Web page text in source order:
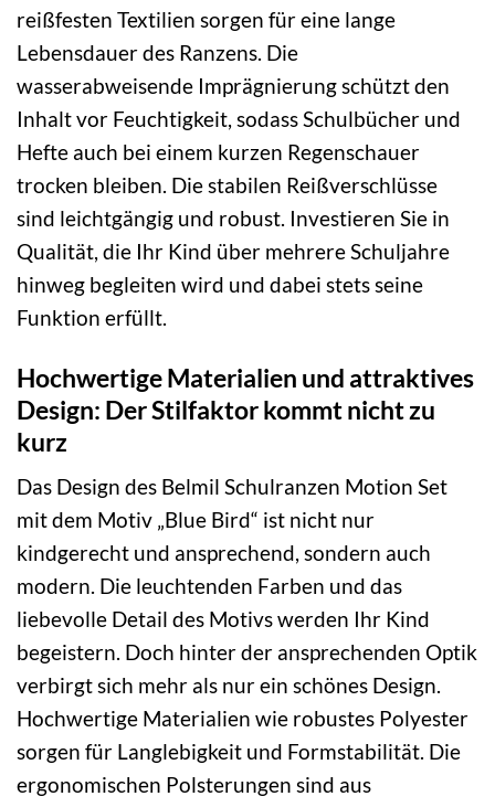
reißfesten Textilien sorgen für eine lange
Lebensdauer des Ranzens. Die
wasserabweisende Imprägnierung schützt den
Inhalt vor Feuchtigkeit, sodass Schulbücher und
Hefte auch bei einem kurzen Regenschauer
trocken bleiben. Die stabilen Reißverschlüsse
sind leichtgängig und robust. Investieren Sie in
Qualität, die Ihr Kind über mehrere Schuljahre
hinweg begleiten wird und dabei stets seine
Funktion erfüllt.
Hochwertige Materialien und attraktives
Design: Der Stilfaktor kommt nicht zu
kurz
Das Design des Belmil Schulranzen Motion Set
mit dem Motiv „Blue Bird“ ist nicht nur
kindgerecht und ansprechend, sondern auch
modern. Die leuchtenden Farben und das
liebevolle Detail des Motivs werden Ihr Kind
begeistern. Doch hinter der ansprechenden Optik
verbirgt sich mehr als nur ein schönes Design.
Hochwertige Materialien wie robustes Polyester
sorgen für Langlebigkeit und Formstabilität. Die
ergonomischen Polsterungen sind aus